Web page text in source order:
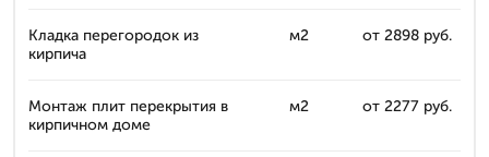
Кладка перегородок из
кирпича
м2 от 2898 руб.
Монтаж плит перекрытия в
кирпичном доме
м2 от 2277 руб.